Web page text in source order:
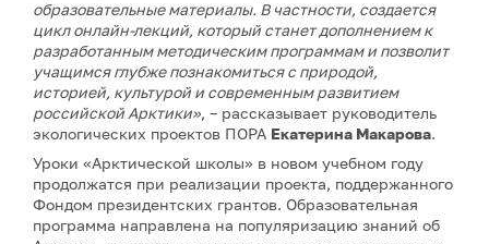
образовательные материалы. В частности, создается
цикл онлайн-лекций, который станет дополнением к
разработанным методическим программам и позволит
учащимся глубже познакомиться с природой,
историей, культурой и современным развитием
российской Арктики», – рассказывает руководитель
экологических проектов ПОРА Екатерина Макарова.
Уроки «Арктической школы» в новом учебном году
продолжатся при реализации проекта, поддержанного
Фондом президентских грантов. Образовательная
программа направлена на популяризацию знаний об